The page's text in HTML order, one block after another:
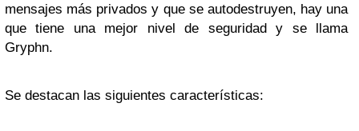
mensajes más privados y que se autodestruyen, hay una
que tiene una mejor nivel de seguridad y se llama
Gryphn.
Se destacan las siguientes características: